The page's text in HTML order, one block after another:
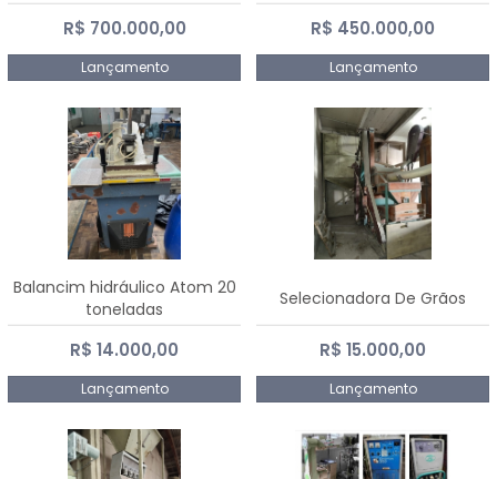
R$ 700.000,00
Lançamento
R$ 450.000,00
Lançamento
Balancim hidráulico Atom 20
toneladas
R$ 14.000,00
Lançamento
Selecionadora De Grãos
R$ 15.000,00
Lançamento